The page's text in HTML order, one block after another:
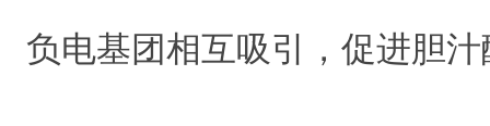
负电基团相互吸引，促进胆